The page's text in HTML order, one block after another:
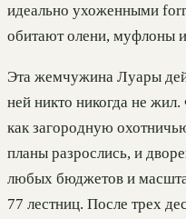
идеально ухоженными
обитают олени, муфлоны
Эта жемчужина Луары
ней никто никогда не
как загородную
планы разрослись, и
любых бюджетов и
77 лестниц. После трех